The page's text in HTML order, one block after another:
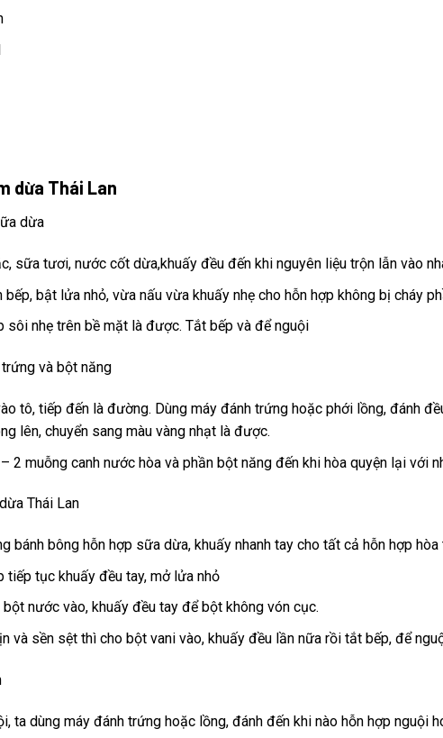
dừa Thái Lan
dừa
sữa tươi, nước cốt dừa,khuấy đều đến khi nguyên liệu trộn lẫn vào
bếp, bật lửa nhỏ, vừa nấu vừa khuấy nhẹ cho hỗn hợp không bị cháy
sôi nhẹ trên bề mặt là được. Tắt bếp và để nguội
và bột năng
tô, tiếp đến là đường. Dùng máy đánh trứng hoặc phới lồng, đánh
lên, chuyển sang màu vàng nhạt là được.
2 muỗng canh nước hòa và phần bột năng đến khi hòa quyện lại với
Thái Lan
bánh bông hỗn hợp sữa dừa, khuấy nhanh tay cho tất cả hỗn hợp hòa
tiếp tục khuấy đều tay, mở lửa nhỏ
nước vào, khuấy đều tay để bột không vón cục.
và sền sệt thì cho bột vani vào, khuấy đều lần nữa rồi tắt bếp, để
ta dùng máy đánh trứng hoặc lồng, đánh đến khi nào hỗn hợp nguội